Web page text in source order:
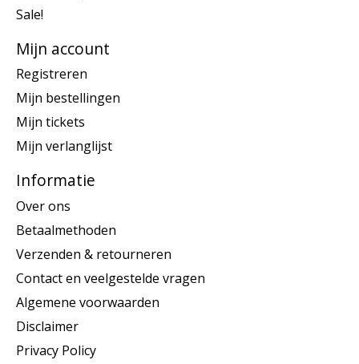
Sale!
Mijn account
Registreren
Mijn bestellingen
Mijn tickets
Mijn verlanglijst
Informatie
Over ons
Betaalmethoden
Verzenden & retourneren
Contact en veelgestelde vragen
Algemene voorwaarden
Disclaimer
Privacy Policy